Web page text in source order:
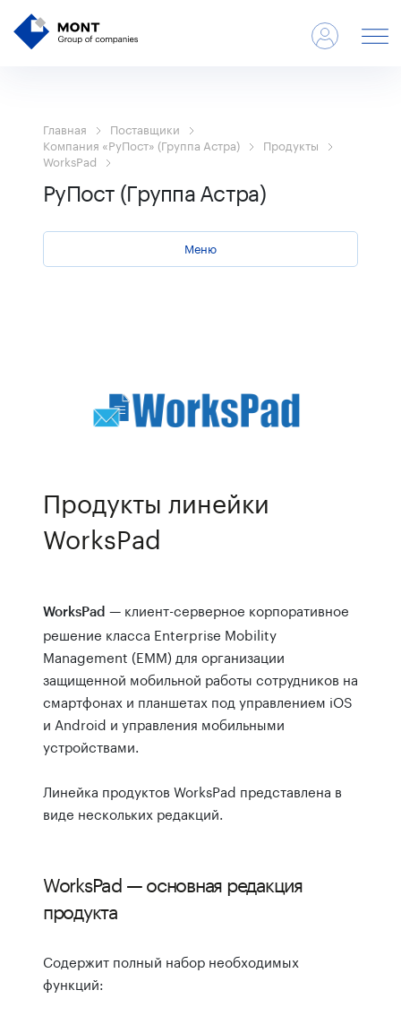
Главная
Поставщики
Компания «РуПост» (Группа Астра)
Продукты
WorksPad
РуПост (Группа Астра)
Меню
Продукты линейки
WorksPad
WorksPad — клиент-серверное корпоративное
решение класса Enterprise Mobility
Management (EMM) для организации
защищенной мобильной работы сотрудников на
смартфонах и планшетах под управлением iOS
и Android и управления мобильными
устройствами.
Линейка продуктов WorksPad представлена в
виде нескольких редакций.
WorksPad — основная редакция
продукта
Содержит полный набор необходимых
функций: